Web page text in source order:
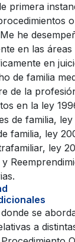
primera
he
en las
en
de familia
de la
en la ley
de familia,
familia, ley
ley
se
a